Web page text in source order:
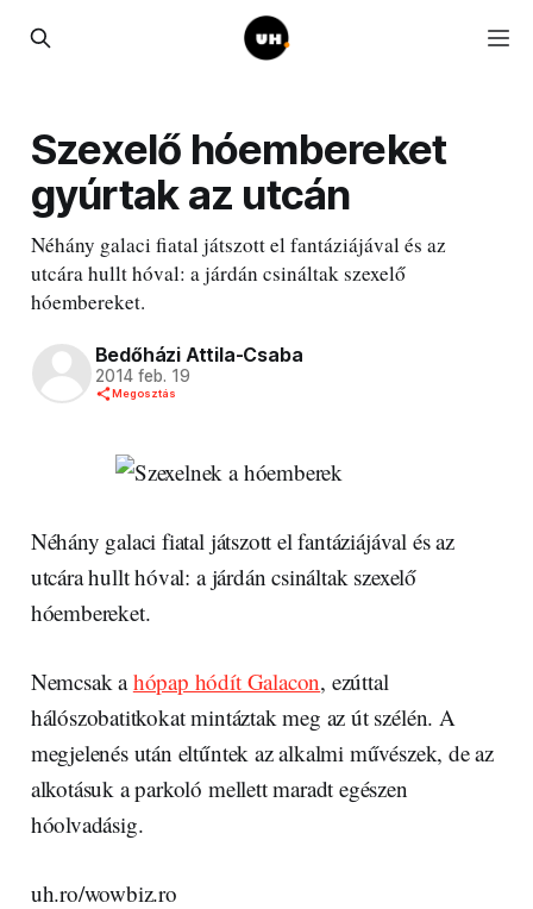
Szexelő hóembereket
gyúrtak az utcán
Néhány galaci fiatal játszott el fantáziájával és az
utcára hullt hóval: a járdán csináltak szexelő
hóembereket.
Bedőházi Attila-Csaba
2014 feb. 19
Megosztás
Néhány galaci fiatal játszott el fantáziájával és az
utcára hullt hóval: a járdán csináltak szexelő
hóembereket.
Nemcsak ahópap hódít Galacon, ezúttal
hálószobatitkokat mintáztak meg az út szélén. A
megjelenés után eltűntek az alkalmi művészek, de az
alkotásuk a parkoló mellett maradt egészen
hóolvadásig.
uh.ro/wowbiz.ro